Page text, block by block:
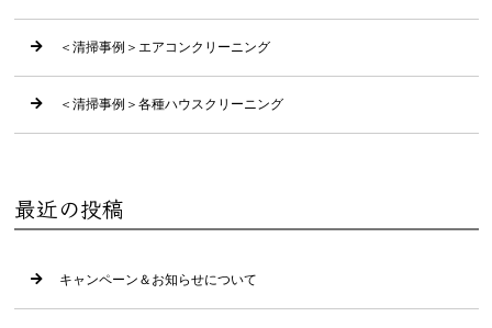
＜清掃事例＞エアコンクリーニング
＜清掃事例＞各種ハウスクリーニング
最近の投稿
キャンペーン＆お知らせについて